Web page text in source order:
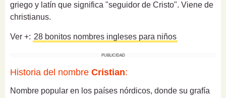
griego y latín que significa "seguidor de Cristo". Viene de
christianus.
Ver +: 28 bonitos nombres ingleses para niños
PUBLICIDAD
Historia del nombre Cristian:
Nombre popular en los países nórdicos, donde su grafía